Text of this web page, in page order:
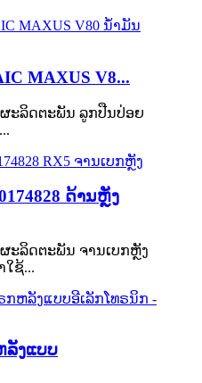
MAXUS V8...
ະລິດຕະພັນ ລູກປືນປ່ອຍ
ດ້ານຫຼັງ
ະລິດຕະພັນ ຈານເບກຫຼັງ
ຊ້...
ລັງແບບ